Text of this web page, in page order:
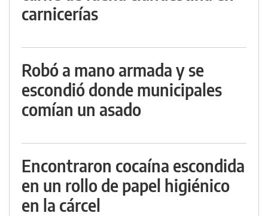
carnicerías
Robó a mano armada y se
escondió donde municipales
comían un asado
Encontraron cocaína escondida
en un rollo de papel higiénico
en la cárcel